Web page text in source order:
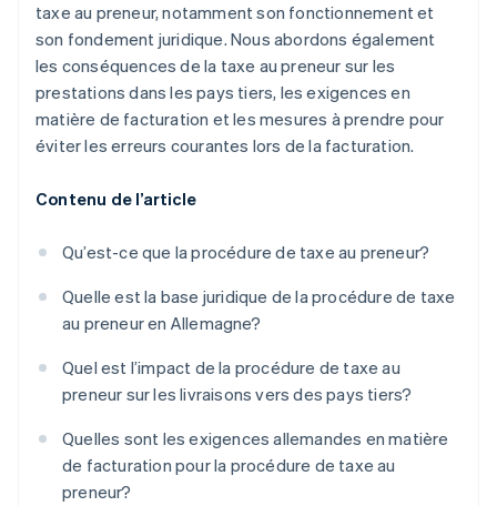
taxe au preneur, notamment son fonctionnement et
son fondement juridique. Nous abordons également
les conséquences de la taxe au preneur sur les
prestations dans les pays tiers, les exigences en
matière de facturation et les mesures à prendre pour
éviter les erreurs courantes lors de la facturation.
Contenu de l’article
Qu’est-ce que la procédure de taxe au preneur?
Quelle est la base juridique de la procédure de taxe
au preneur en Allemagne?
Quel est l’impact de la procédure de taxe au
preneur sur les livraisons vers des pays tiers?
Quelles sont les exigences allemandes en matière
de facturation pour la procédure de taxe au
preneur?